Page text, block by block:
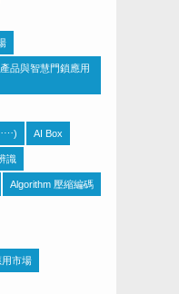
品與智慧門鎖應用
AI Box
識
Algorithm 壓縮編碼
市場